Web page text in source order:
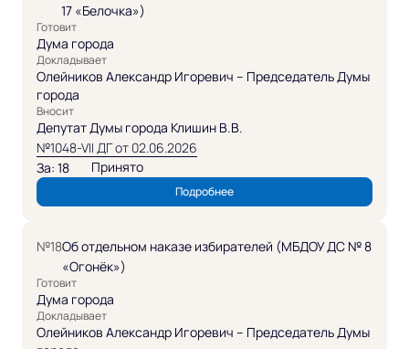
17 «Белочка»)
Готовит
Дума города
Докладывает
Олейников Александр Игоревич – Председатель Думы
города
Вносит
Депутат Думы города Клишин В.В.
За: 18 Принято
№1048-VII ДГ от 02.06.2026
Подробнее
№18Об отдельном наказе избирателей (МБДОУ ДС № 8
«Огонёк»)
Готовит
Дума города
Докладывает
Олейников Александр Игоревич – Председатель Думы